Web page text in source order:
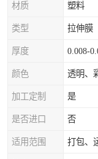
材质 塑料
类型 拉伸膜
厚度 0.008-
颜色 透明、
加工定制 是
是否进口 否
适用范围 打包、